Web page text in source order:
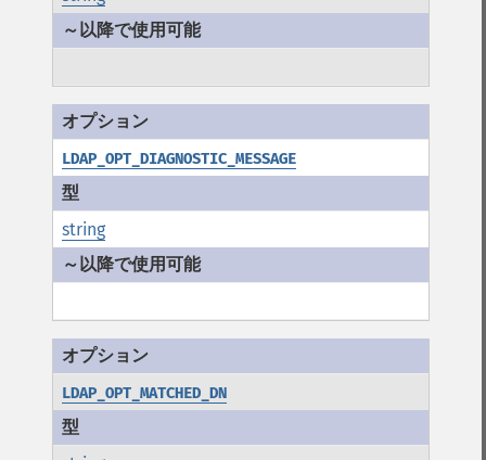
LDAP_OPT_DIAGNOSTIC_MESSAGE
string
LDAP_OPT_MATCHED_DN